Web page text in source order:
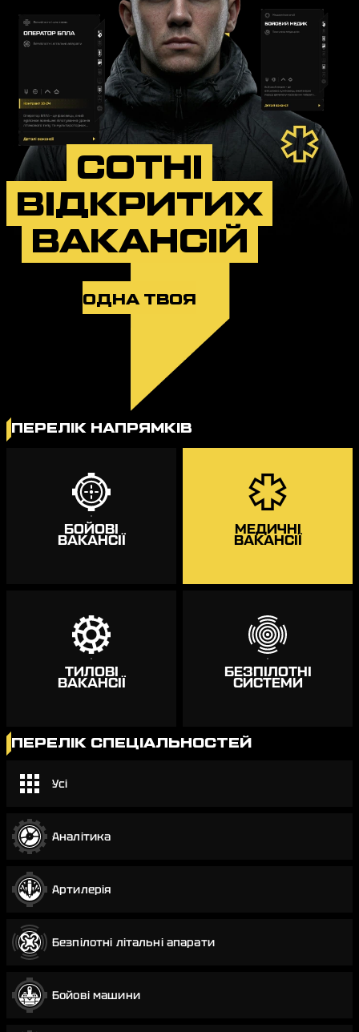
СОТНІ
ВІДКРИТИХ
ВАКАНСІЙ
ОДНА ТВОЯ
ПЕРЕЛІК НАПРЯМКІВ
БОЙОВІ
ВАКАНСІЇ
МЕДИЧНІ
ВАКАНСІЇ
ТИЛОВІ
ВАКАНСІЇ
БЕЗПІЛОТНІ
СИСТЕМИ
ПЕРЕЛІК СПЕЦІАЛЬНОСТЕЙ
Усі
Аналітика
Артилерія
Безпілотні літальні апарати
Бойові машини